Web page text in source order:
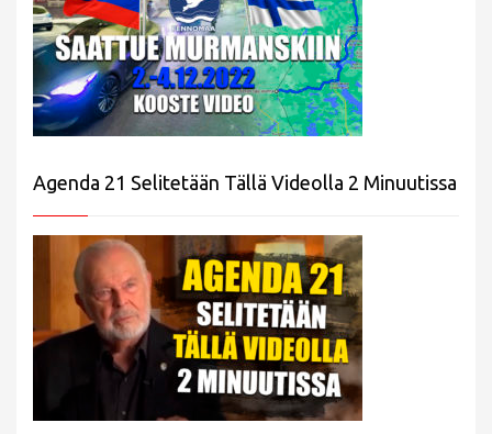
Agenda 21 Selitetään Tällä Videolla 2 Minuutissa